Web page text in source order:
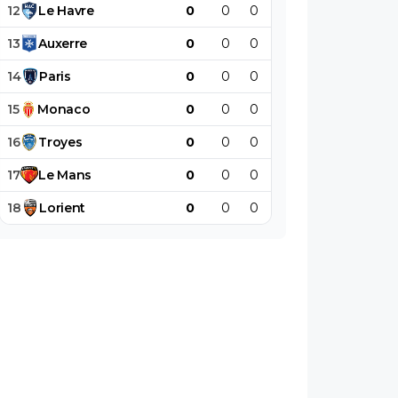
12 Le Havre 0 0 0
13 Auxerre 0 0 0
14 Paris 0 0 0
15 Monaco 0 0 0
16 Troyes 0 0 0
17 Le Mans 0 0 0
18 Lorient 0 0 0